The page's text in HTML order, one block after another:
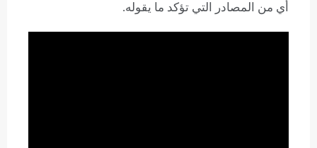
أي من المصادر التي تؤكد ما يقوله.